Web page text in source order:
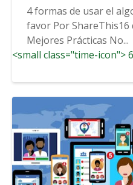
4 formas de usar el
favor Por ShareThis16
Mejores Prácticas No...
<small class="time-icon">